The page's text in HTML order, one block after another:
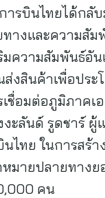
ารบินไทยได้กลั
งและความสัม
มความสัมพันธ์
งสินค้าเพื่อปร
อมต่อภูมิภาคเ
ะลันด์ รูดชาร์ ผู้
ไทย ในการสร้
มายปลายทาง
คน